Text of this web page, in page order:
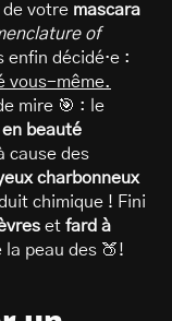
de votre mascara
of
décidé·e :
vous-même.
mire 🎯 : le
en beauté
cause des
charbonneux
chimique ! Fini
et fard à
la peau des 🍑!